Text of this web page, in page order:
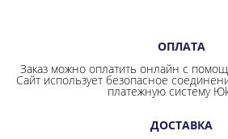
ОПЛАТА
Заказ можно оплатить онлайн с
Сайт использует безопасное
платежную систему
ДОСТАВКА